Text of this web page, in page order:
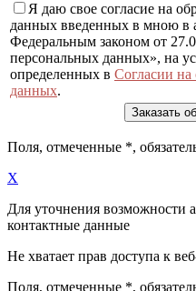
Я даю свое согласие на
данных введенных в мною в
Федеральным законом от
персональных данных», на
определенных в Согласии на
данных.
Поля, отмеченные *,
X
Для уточнения возможности
контактные данные
Не хватает прав доступа к
Поля, отмеченные *,